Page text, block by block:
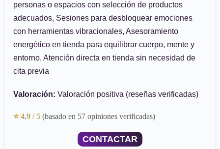
personas o espacios con selección de productos
adecuados, Sesiones para desbloquear emociones
con herramientas vibracionales, Asesoramiento
energético en tienda para equilibrar cuerpo, mente y
entorno, Atención directa en tienda sin necesidad de
cita previa
Valoración: Valoración positiva (reseñas verificadas)
⭐ 4.9 / 5 (basado en 57 opiniones verificadas)
CONTACTAR